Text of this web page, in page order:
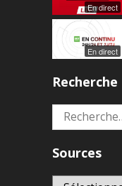
En direct
En direct
Recherche
Rechercher :
Sources